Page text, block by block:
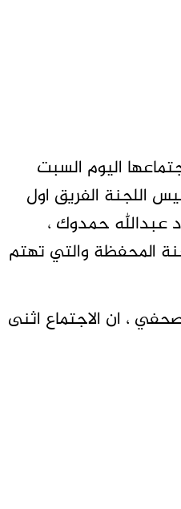
اليوم السبت
اللجنة الفريق اول
عبدالله حمدوك ،
المحفظة والتي تهتم
، ان الاجتماع اثنى